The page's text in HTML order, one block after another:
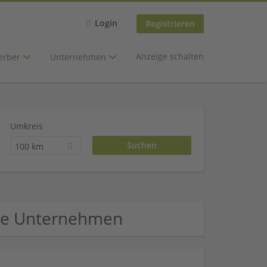
Login Registrieren
Unternehmen Anzeige schalten
Umkreis
100 km
Unternehmen